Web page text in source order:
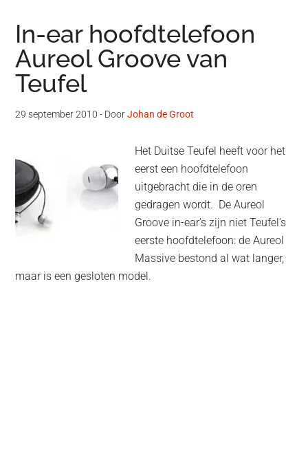
In-ear hoofdtelefoon
Aureol Groove van
Teufel
29 september 2010 - DoorJohan de Groot
Het Duitse Teufel heeft voor het
eerst een hoofdtelefoon
uitgebracht die in de oren
gedragen wordt. De Aureol
Groove in-ear’s zijn niet Teufel’s
eerste hoofdtelefoon: de Aureol
Massive bestond al wat langer,
maar is een gesloten model.